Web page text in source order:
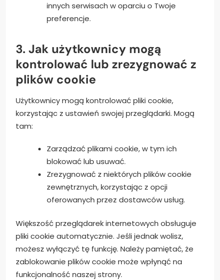
innych serwisach w oparciu o Twoje
preferencje.
3. Jak użytkownicy mogą
kontrolować lub zrezygnować z
plików cookie
Użytkownicy mogą kontrolować pliki cookie,
korzystając z ustawień swojej przeglądarki. Mogą
tam:
Zarządzać plikami cookie, w tym ich
blokować lub usuwać.
Zrezygnować z niektórych plików cookie
zewnętrznych, korzystając z opcji
oferowanych przez dostawców usług.
Większość przeglądarek internetowych obsługuje
pliki cookie automatycznie. Jeśli jednak wolisz,
możesz wyłączyć tę funkcję. Należy pamiętać, że
zablokowanie plików cookie może wpłynąć na
funkcjonalność naszej strony.